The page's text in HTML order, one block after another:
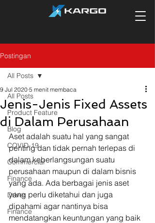
Postingan
All Posts
Product Feature
Blog
COVID-19
Commercial
Finance
Driver
Finance
All Posts
Jenis-Jenis Fixed Assets
di Dalam Perusahaan
9 Jul 2020 5 menit membaca
Aset adalah suatu hal yang sangat
penting dan tidak pernah terlepas di
dalam keberlangsungan suatu
perusahaan maupun di dalam bisnis
yang ada. Ada berbagai jenis aset
yang perlu diketahui dan juga
dipahami agar nantinya bisa
mendatangkan keuntungan yang baik